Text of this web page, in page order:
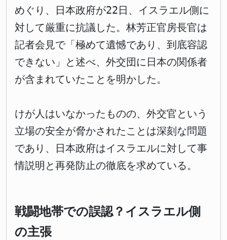
めぐり、日本政府が22日、イスラエル側に
対して厳重に抗議した。林芳正官房長官は
記者会見で「極めて遺憾であり、到底容認
できない」と述べ、外交団に日本の関係者
が含まれていたことを明かした。
けが人はいなかったものの、外交官という
立場の安全が脅かされたことは深刻な問題
であり、日本政府はイスラエルに対して事
情説明と再発防止の徹底を求めている。
戦闘地帯での誤認？イスラエル側
の主張